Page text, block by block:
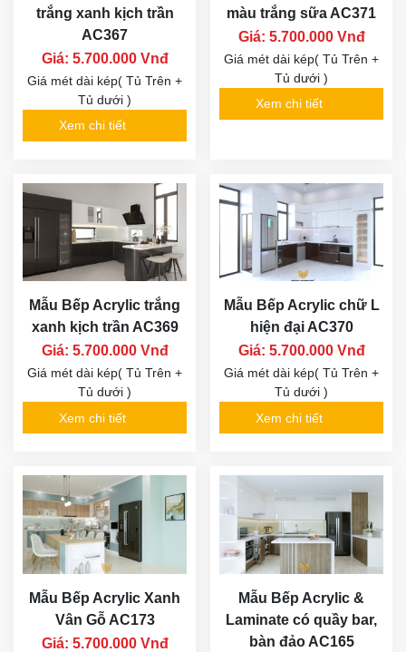
trắng xanh kịch trần
AC367
Giá: 5.700.000 Vnđ
Giá mét dài kép( Tủ Trên +
Tủ dưới )
Xem chi tiết
màu trắng sữa AC371
Giá: 5.700.000 Vnđ
Giá mét dài kép( Tủ Trên +
Tủ dưới )
Xem chi tiết
Mẫu Bếp Acrylic trắng
xanh kịch trần AC369
Giá: 5.700.000 Vnđ
Giá mét dài kép( Tủ Trên +
Tủ dưới )
Xem chi tiết
Mẫu Bếp Acrylic chữ L
hiện đại AC370
Giá: 5.700.000 Vnđ
Giá mét dài kép( Tủ Trên +
Tủ dưới )
Xem chi tiết
Mẫu Bếp Acrylic Xanh
Vân Gỗ AC173
Giá: 5.700.000 Vnđ
Mẫu Bếp Acrylic &
Laminate có quầy bar,
bàn đảo AC165